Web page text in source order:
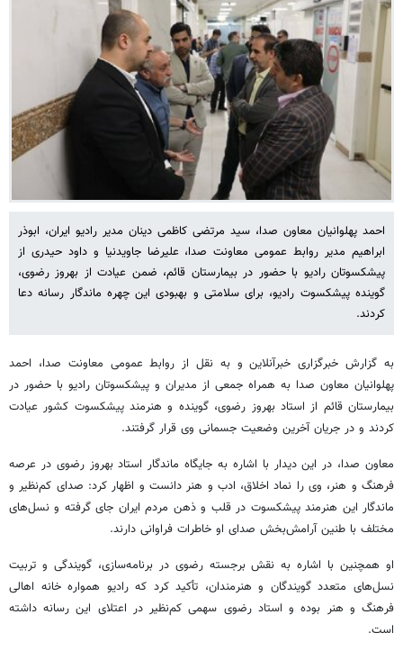
احمد پهلوانیان معاون صدا، سید مرتضی کاظمی دینان مدیر رادیو ایران، ابوذر
ابراهیم مدیر روابط عمومی معاونت صدا، علیرضا جاویدنیا و داود حیدری از
پیشکسوتان رادیو با حضور در بیمارستان قائم، ضمن عیادت از بهروز رضوی،
گوینده پیشکسوت رادیو، برای سلامتی و بهبودی این چهره ماندگار رسانه دعا
کردند.
به گزارش خبرگزاری خبرآنلاین و به نقل از روابط عمومی معاونت صدا، احمد
پهلوانیان معاون صدا به همراه جمعی از مدیران و پیشکسوتان رادیو با حضور در
بیمارستان قائم از استاد بهروز رضوی، گوینده و هنرمند پیشکسوت کشور عیادت
کردند و در جریان آخرین وضعیت جسمانی وی قرار گرفتند.
معاون صدا، در این دیدار با اشاره به جایگاه ماندگار استاد بهروز رضوی در عرصه
فرهنگ و هنر، وی را نماد اخلاق، ادب و هنر دانست و اظهار کرد: صدای کم‌نظیر و
ماندگار این هنرمند پیشکسوت در قلب و ذهن مردم ایران جای گرفته و نسل‌های
مختلف با طنین آرامش‌بخش صدای او خاطرات فراوانی دارند.
او همچنین با اشاره به نقش برجسته رضوی در برنامه‌سازی، گویندگی و تربیت
نسل‌های متعدد گویندگان و هنرمندان، تأکید کرد که رادیو همواره خانه اهالی
فرهنگ و هنر بوده و استاد رضوی سهمی کم‌نظیر در اعتلای این رسانه داشته
است.